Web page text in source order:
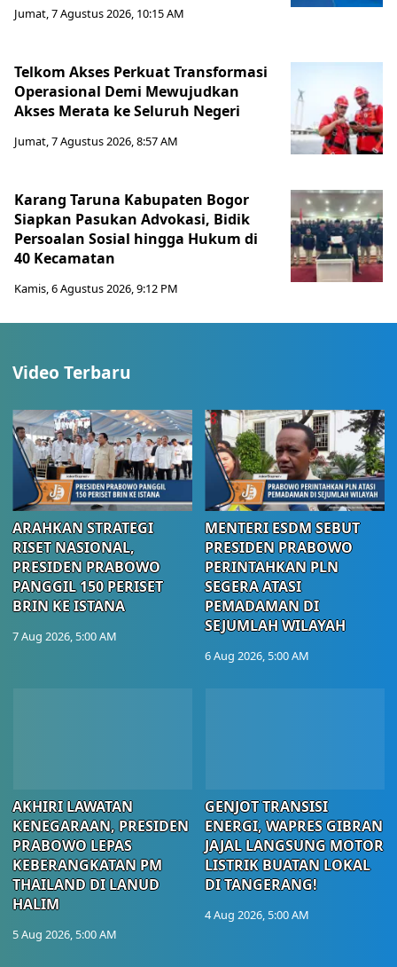
Jumat, 7 Agustus 2026, 10:15 AM
Telkom Akses Perkuat Transformasi
Operasional Demi Mewujudkan
Akses Merata ke Seluruh Negeri
Jumat, 7 Agustus 2026, 8:57 AM
Karang Taruna Kabupaten Bogor
Siapkan Pasukan Advokasi, Bidik
Persoalan Sosial hingga Hukum di
40 Kecamatan
Kamis, 6 Agustus 2026, 9:12 PM
Video Terbaru
ARAHKAN STRATEGI
RISET NASIONAL,
PRESIDEN PRABOWO
PANGGIL 150 PERISET
BRIN KE ISTANA
7 Aug 2026, 5:00 AM
MENTERI ESDM SEBUT
PRESIDEN PRABOWO
PERINTAHKAN PLN
SEGERA ATASI
PEMADAMAN DI
SEJUMLAH WILAYAH
6 Aug 2026, 5:00 AM
AKHIRI LAWATAN
KENEGARAAN, PRESIDEN
PRABOWO LEPAS
KEBERANGKATAN PM
THAILAND DI LANUD
HALIM
5 Aug 2026, 5:00 AM
GENJOT TRANSISI
ENERGI, WAPRES GIBRAN
JAJAL LANGSUNG MOTOR
LISTRIK BUATAN LOKAL
DI TANGERANG!
4 Aug 2026, 5:00 AM